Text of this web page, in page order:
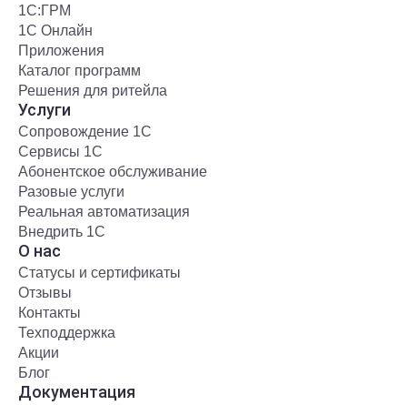
1С:ГРМ
1С Онлайн
Приложения
Каталог программ
Решения для ритейла
Услуги
Сопровождение 1С
Сервисы 1С
Абонентское обслуживание
Разовые услуги
Реальная автоматизация
Внедрить 1С
О нас
Статусы и сертификаты
Отзывы
Контакты
Техподдержка
Акции
Блог
Документация